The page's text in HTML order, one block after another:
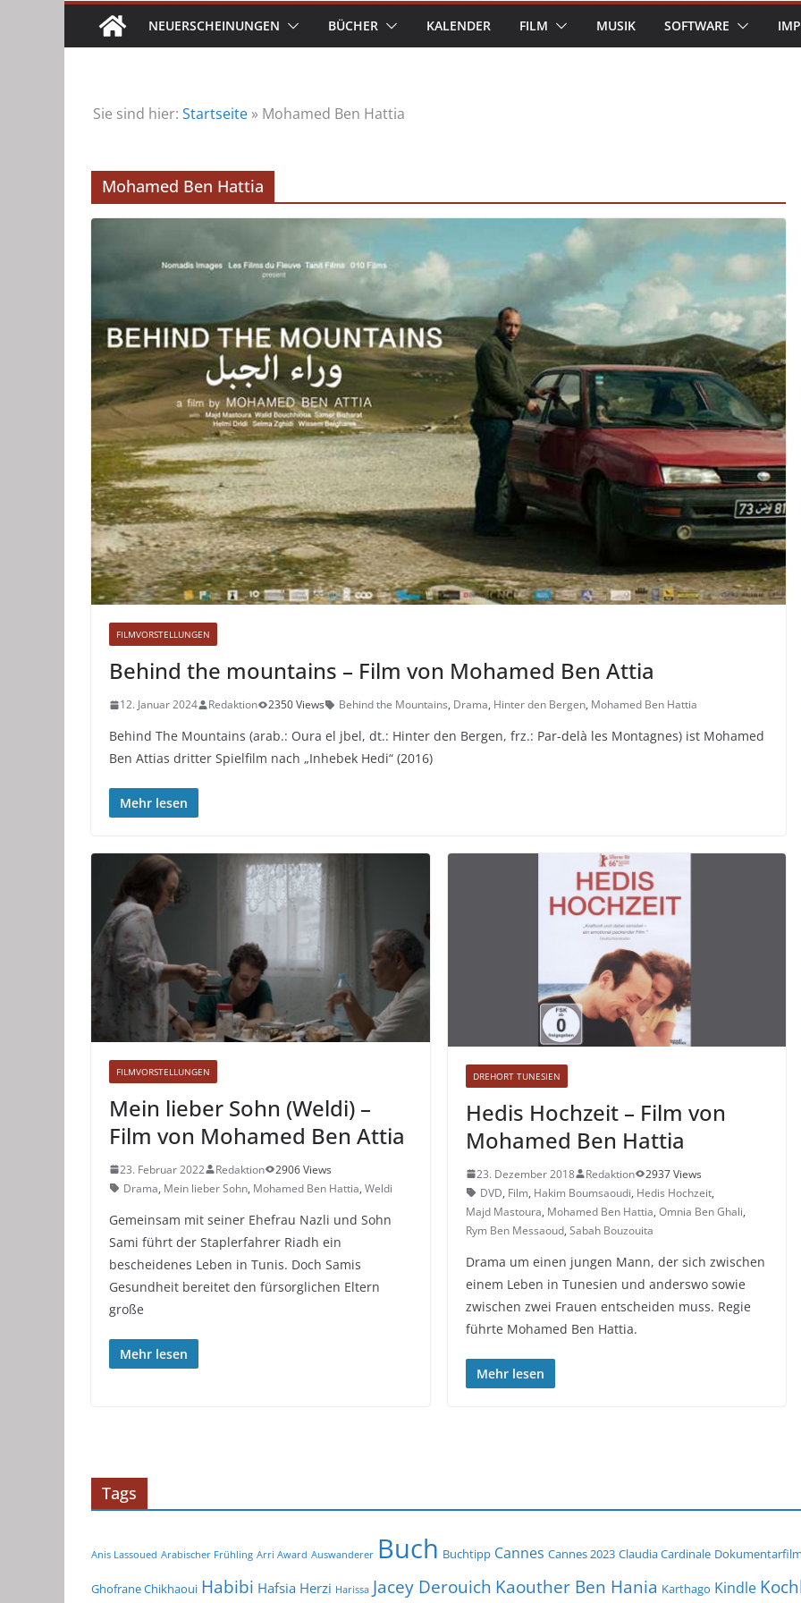
NEUERSCHEINUNGEN BÜCHER KALENDER FILM MUSIK SOFTWARE
Sie sind hier: Startseite » Mohamed Ben Hattia
Mohamed Ben Hattia
FILMVORSTELLUNGEN
Behind the mountains – Film von Mohamed Ben Attia
12. Januar 2024 Redaktion 2350 Views Behind the Mountains, Drama, Hinter den Bergen, Mohamed Ben Hattia
Behind The Mountains (arab.: Oura el jbel, dt.: Hinter den Bergen, frz.: Par-delà les Montagnes) ist Mohamed
Ben Attias dritter Spielfilm nach „Inhebek Hedi“ (2016)
Mehr lesen
FILMVORSTELLUNGEN
Mein lieber Sohn (Weldi) –
Film von Mohamed Ben Attia
23. Februar 2022 Redaktion
2906 Views
Drama, Mein lieber Sohn, Mohamed Ben Hattia, Weldi
Gemeinsam mit seiner Ehefrau Nazli und Sohn
Sami führt der Staplerfahrer Riadh ein
bescheidenes Leben in Tunis. Doch Samis
Gesundheit bereitet den fürsorglichen Eltern
große
Mehr lesen
DREHORT TUNESIEN
Hedis Hochzeit – Film von
Mohamed Ben Hattia
23. Dezember 2018 Redaktion
2937 Views
DVD, Film, Hakim Boumsaoudi, Hedis Hochzeit,
Majd Mastoura, Mohamed Ben Hattia, Omnia Ben Ghali,
Rym Ben Messaoud, Sabah Bouzouita
Drama um einen jungen Mann, der sich zwischen
einem Leben in Tunesien und anderswo sowie
zwischen zwei Frauen entscheiden muss. Regie
führte Mohamed Ben Hattia.
Mehr lesen
Tags
Anis Lassoued Arabischer Frühling Arri Award Auswanderer Buch Buchtipp Cannes Cannes 2023 Claudia Cardinale Dokumentarfilm
Ghofrane Chikhaoui Habibi Hafsia Herzi Harissa Jacey Derouich Kaouther Ben Hania Karthago Kindle